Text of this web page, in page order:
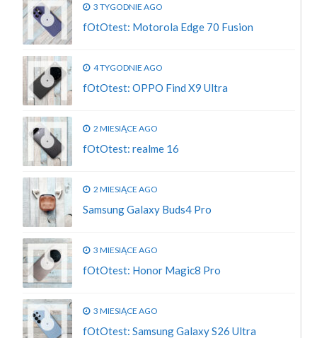
3 TYGODNIE AGO
fOtOtest: Motorola Edge 70 Fusion
4 TYGODNIE AGO
fOtOtest: OPPO Find X9 Ultra
2 MIESIĄCE AGO
fOtOtest: realme 16
2 MIESIĄCE AGO
Samsung Galaxy Buds4 Pro
3 MIESIĄCE AGO
fOtOtest: Honor Magic8 Pro
3 MIESIĄCE AGO
fOtOtest: Samsung Galaxy S26 Ultra